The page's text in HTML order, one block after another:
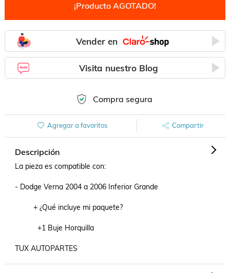
¡Producto AGOTADO!
Vender en
Visita nuestro Blog
Compra segura
Agregar a favoritos Compartir
Descripción
La pieza es compatible con:
- Dodge Verna 2004 a 2006 Inferior Grande
         + ¿Qué incluye mi paquete?
           +1 Buje Horquilla
TUX AUTOPARTES